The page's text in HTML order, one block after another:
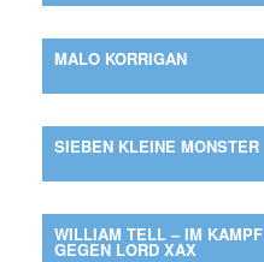
MALO KORRIGAN
SIEBEN KLEINE MONSTER
WILLIAM TELL – IM KAMPF
GEGEN LORD XAX